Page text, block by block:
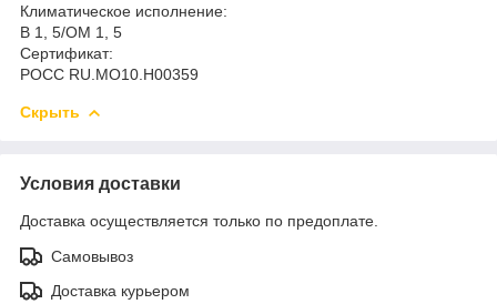
Климатическое исполнение:
В 1, 5/ОМ 1, 5
Сертификат:
РОСС RU.MO10.H00359
Скрыть
Условия доставки
Доставка осуществляется только по предоплате.
Самовывоз
Доставка курьером